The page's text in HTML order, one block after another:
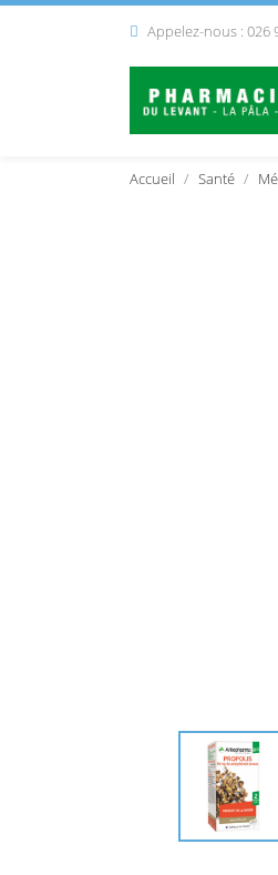
 Appelez-nous : 026
Accueil Santé